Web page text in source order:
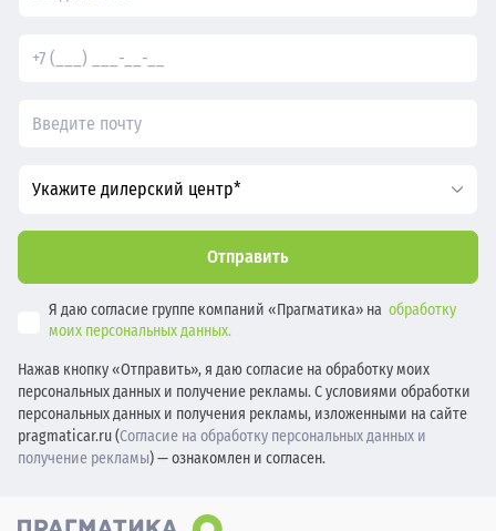
Укажите дилерский центр*
Отправить
Я даю согласие группе компаний «Прагматика» на обработку
моих персональных данных.
Нажав кнопку «Отправить», я даю согласие на обработку моих
персональных данных и получение рекламы. С условиями обработки
персональных данных и получения рекламы, изложенными на сайте
pragmaticar.ru (Согласие на обработку персональных данных и
получение рекламы) — ознакомлен и согласен.